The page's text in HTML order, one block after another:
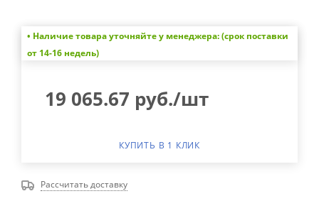
• Наличие товара уточняйте у менеджера: (срок поставки
от 14-16 недель)
19 065.67 руб./шт
КУПИТЬ В 1 КЛИК
Рассчитать доставку